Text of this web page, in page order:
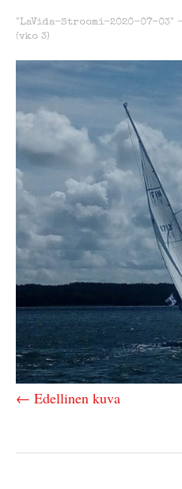
"LaVida-Stroomi-2020-07-03" -
(vko 3)
← Edellinen kuva